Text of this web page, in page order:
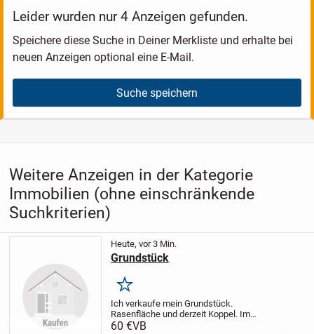
Leider wurden nur 4 Anzeigen gefunden.
Speichere diese Suche in Deiner Merkliste und erhalte bei
neuen Anzeigen optional eine E-Mail.
Suche speichern
Weitere Anzeigen in der Kategorie
Immobilien (ohne einschränkende
Suchkriterien)
Heute, vor 3 Min.
Grundstück
Merken
Ich verkaufe mein Grundstück.
Rasenfläche und derzeit Koppel. Im
deklarierten Flächennutzungsplan der VG
60 €VB